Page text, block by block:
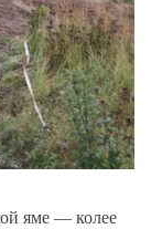
яме — колее